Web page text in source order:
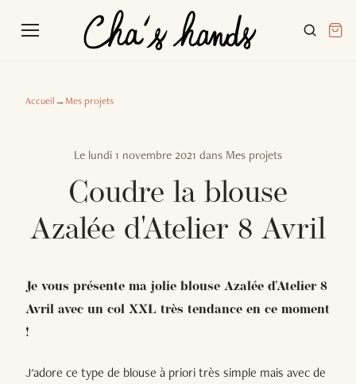
Accueil→Mes projets
Le lundi 1 novembre 2021 dans Mes projets
Coudre la blouse
Azalée d'Atelier 8 Avril
Je vous présente ma jolie blouse Azalée d'Atelier 8
Avril avec un col XXL très tendance en ce moment
!
J'adore ce type de blouse à priori très simple mais avec de